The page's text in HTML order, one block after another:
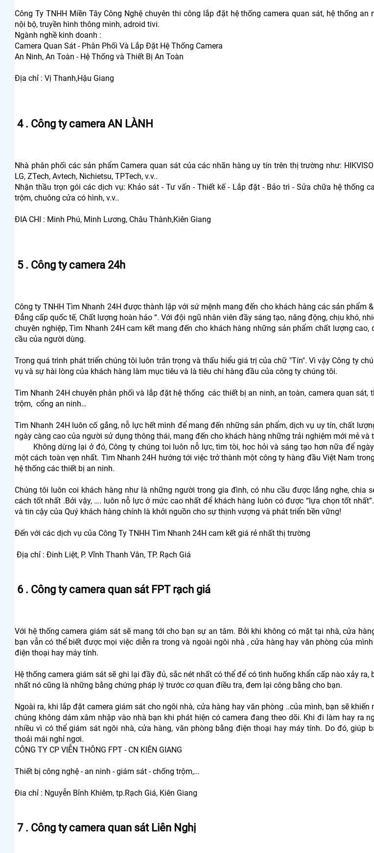
Công Ty TNHH Miền Tây Công Nghệ chuyên thi công lắp đặt hệ thống camera quan sát, hệ thống an
nội bộ, truyền hình thông minh, adroid tivi.
Ngành nghề kinh doanh :
Camera Quan Sát - Phân Phối Và Lắp Đặt Hệ Thống Camera
An Ninh, An Toàn - Hệ Thống và Thiết Bị An Toàn
Địa chỉ : Vị Thanh,Hậu Giang
4 . Công ty camera AN LÀNH
Nhà phân phối các sản phẩm Camera quan sát của các nhãn hàng uy tín trên thị trường như:
LG, ZTech, Avtech, Nichietsu, TPTech, v.v..
Nhận thầu trọn gói các dịch vụ: Khảo sát - Tư vấn - Thiết kế - Lắp đặt - Bảo trì - Sửa chữa hệ thống
trộm, chuông cửa có hình, v.v..
ĐIA CHI : Minh Phú, Minh Lương, Châu Thành,Kiên Giang
5 . Công ty camera 24h
Công ty TNHH Tìm Nhanh 24H được thành lập với sứ mệnh mang đến cho khách hàng các sản phẩm
Đẳng cấp quốc tế, Chất lượng hoàn hảo “. Với đội ngũ nhân viên đầy sáng tạo, năng động, chịu khó,
chuyên nghiệp, Tìm Nhanh 24H cam kết mang đến cho khách hàng những sản phẩm chất lượng
cầu của người dùng.
Trong quá trình phát triển chúng tôi luôn trân trọng và thấu hiểu giá trị của chữ "Tín". Vì vậy Công ty
vụ và sự hài lòng của khách hàng làm mục tiêu và là tiêu chí hàng đầu của công ty chúng tôi.
Tìm Nhanh 24H chuyên phân phối và lắp đặt hệ thống các thiết bị an ninh, an toàn, camera quan sát,
trộm, cổng an ninh…
Tìm Nhanh 24H luôn cố gắng, nỗ lực hết mình để mang đến những sản phẩm, dịch vụ uy tín, chất
ngày càng cao của người sử dụng thông thái, mang đến cho khách hàng những trải nghiệm mới mẻ và
Không dừng lại ở đó, Công ty chúng toi luôn nỗ lực, tìm tòi, học hỏi và sáng tạo hơn nữa để ngày
một cách toàn vẹn nhất. Tìm Nhanh 24H hướng tới việc trở thành một công ty hàng đầu Việt Nam
hệ thống các thiết bị an ninh.
Chúng tôi luôn coi khách hàng như là những người trong gia đình, có nhu cầu được lắng nghe, chia
cách tốt nhất .Bởi vậy, …. luôn nỗ lực ở mức cao nhất để khách hàng luôn có được “lựa chọn tốt
và tin cậy của Quý khách hàng chính là khởi nguồn cho sự thịnh vượng và phát triển bền vững!
Đến với các dịch vụ của Công Ty TNHH Tìm Nhanh 24H cam kết giá rẻ nhất thị trường
Địa chỉ : Đinh Liệt, P. Vĩnh Thanh Vân, TP. Rạch Giá
6 . Công ty camera quan sát FPT rạch giá
Với hệ thống camera giám sát sẽ mang tới cho bạn sự an tâm. Bởi khi không có mặt tại nhà, cửa
bạn vẫn có thể biết được mọi việc diễn ra trong và ngoài ngôi nhà , cửa hàng hay văn phòng của
điện thoại hay máy tính.
Hệ thống camera giám sát sẽ ghi lại đầy đủ, sắc nét nhất có thể để có tình huống khẩn cấp nào xảy
nhất nó cũng là những bằng chứng pháp lý trước cơ quan điều tra, đem lại công bằng cho bạn.
Ngoài ra, khi lắp đặt camera giám sát cho ngôi nhà, cửa hàng hay văn phòng ..của mình, bạn sẽ
chúng không dám xâm nhập vào nhà bạn khi phát hiện có camera đang theo dõi. Khi đi làm hay ra
nhiều vì có thể giám sát ngôi nhà, cửa hàng, văn phòng bằng điện thoại hay máy tính. Do đó, giúp
thoải mái nghỉ ngơi.
CÔNG TY CP VIỄN THÔNG FPT - CN KIÊN GIANG
Thiết bị công nghệ - an ninh - giám sát - chống trộm,...
Đia chỉ : Nguyễn Bỉnh Khiêm, tp.Rạch Giá, Kiên Giang
7 . Công ty camera quan sát Liên Nghị